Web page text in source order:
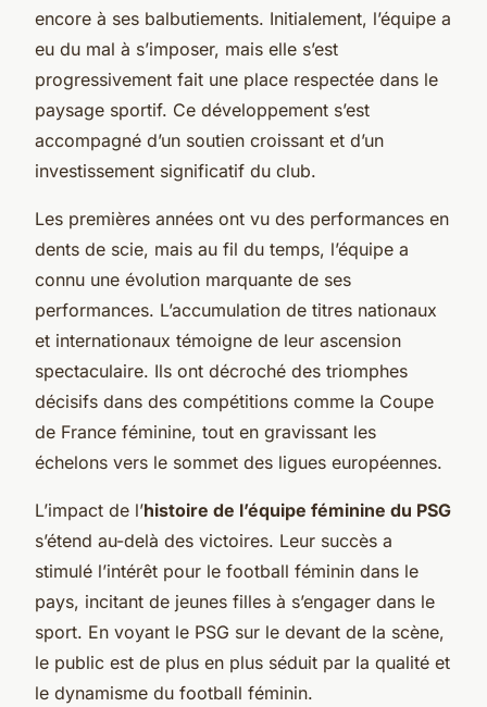
encore à ses balbutiements. Initialement, l’équipe a
eu du mal à s’imposer, mais elle s’est
progressivement fait une place respectée dans le
paysage sportif. Ce développement s’est
accompagné d’un soutien croissant et d’un
investissement significatif du club.
Les premières années ont vu des performances en
dents de scie, mais au fil du temps, l’équipe a
connu une évolution marquante de ses
performances. L’accumulation de titres nationaux
et internationaux témoigne de leur ascension
spectaculaire. Ils ont décroché des triomphes
décisifs dans des compétitions comme la Coupe
de France féminine, tout en gravissant les
échelons vers le sommet des ligues européennes.
L’impact de l’histoire de l’équipe féminine du PSG
s’étend au-delà des victoires. Leur succès a
stimulé l’intérêt pour le football féminin dans le
pays, incitant de jeunes filles à s’engager dans le
sport. En voyant le PSG sur le devant de la scène,
le public est de plus en plus séduit par la qualité et
le dynamisme du football féminin.